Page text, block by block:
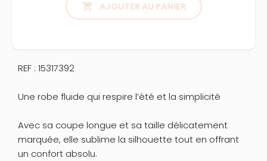
 AJOUTER AU PANIER
REF : 15317392
Une robe fluide qui respire l’été et la simplicité
Avec sa coupe longue et sa taille délicatement
marquée, elle sublime la silhouette tout en offrant
un confort absolu.